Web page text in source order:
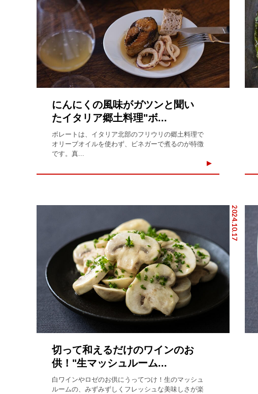
にんにくの風味がガツンと聞い
たイタリア郷土料理"ボ...
ボレートは、イタリア北部のフリウリの郷土料理で
オリーブオイルを使わず、ビネガーで煮るのが特徴
です。真...
2024.10.17
切って和えるだけのワインのお
供！"生マッシュルーム...
白ワインやロゼのお供にうってつけ！生のマッシュ
ルームの、みずみずしくフレッシュな美味しさが楽